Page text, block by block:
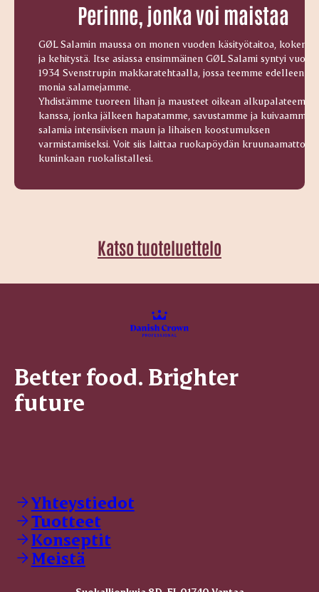
Perinne, jonka voi maistaa
GØL Salamin maussa on monen vuoden käsityötaitoa,
ja kehitystä. Itse asiassa ensimmäinen GØL Salami syntyi
1934 Svenstrupin makkaratehtaalla, jossa teemme edelleen
monia salamejamme.
Yhdistämme tuoreen lihan ja mausteet oikean alkupalateeman
kanssa, jonka jälkeen hapatamme, savustamme ja kuivaamme
salamia intensiivisen maun ja lihaisen koostumuksen
varmistamiseksi. Voit siis laittaa ruokapöydän
kuninkaan ruokalistallesi.
Katso tuoteluettelo
Better food. Brighter
future
Yhteystiedot
Tuotteet
Konseptit
Meistä